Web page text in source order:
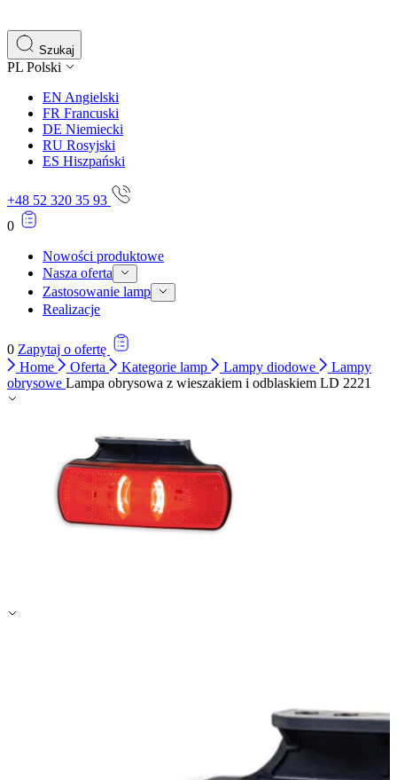
Szukaj
PL Polski
EN Angielski
FR Francuski
DE Niemiecki
RU Rosyjski
ES Hiszpański
+48 52 320 35 93
0
Nowości produktowe
Nasza oferta
Zastosowanie lamp
Realizacje
0 Zapytaj o ofertę
Home
Oferta Kategorie lamp Lampy diodowe
Lampy
obrysowe Lampa obrysowa z wieszakiem i odblaskiem LD 2221
istotne i interesujące dla poszczególnych użytkowników
Nieklasyfikowane
Nieklasyfikowane pliki cookie, to pliki, które są w